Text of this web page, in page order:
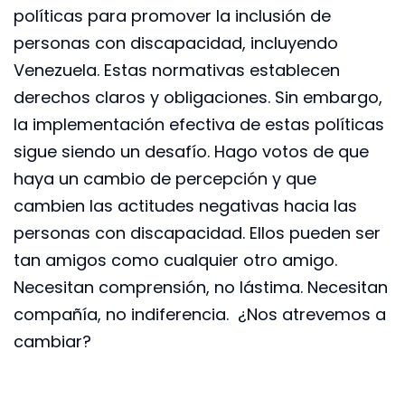
políticas para promover la inclusión de
personas con discapacidad, incluyendo
Venezuela. Estas normativas establecen
derechos claros y obligaciones. Sin embargo,
la implementación efectiva de estas políticas
sigue siendo un desafío. Hago votos de que
haya un cambio de percepción y que
cambien las actitudes negativas hacia las
personas con discapacidad. Ellos pueden ser
tan amigos como cualquier otro amigo.
Necesitan comprensión, no lástima. Necesitan
compañía, no indiferencia. ¿Nos atrevemos a
cambiar?